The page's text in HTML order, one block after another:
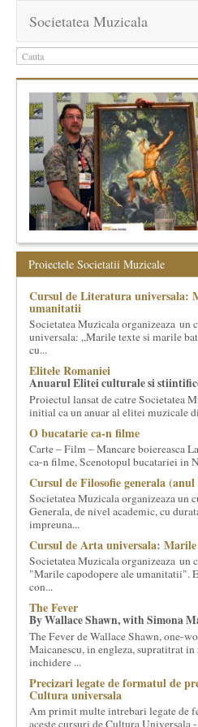
Societatea Muzicala
inceput cu muzica clasica - si de aici
dezvoltam proiecte si in alte domenii
Facem management cultural,
cultural si consultanta. Organizam
evenimente culturale, private sau
cultura generala muzicala, teatrala,
cei care il finantateaza sunt in
Proiectele Societatii Muzicale
Cursul de Literatura universala:
umanitatii
Societatea Muzicala organizeaza un
universala: „Marile texte si marile
cu...
Elitele Romaniei
Anuarul Elitei culturale si
Proiectul lansat de catre Societatea
initial ca un anuar al elitei muzicale
O bucatarie ca-n filme
Carte – Film – Mancare boiereasca
ca-n filme, Scenotopul bucatariei in
Cursul de Filosofie generala
Societatea Muzicala organizeaza un
Generala, de nivel academic, cu
impreuna...
Cursul de Arta universala: Marile
Societatea Muzicala organizeaza un
"Marile capodopere ale umanitatii".
con...
The Fever
By Wallace Shawn, with Simona
The Fever de Wallace Shawn, one-
Maicanescu, in engleza, supratitrat
inchidere ...
Precizari legate de formatul de
Cultura universala
Am primit multe intrebari legate de
aceste cursuri de Cultura Universala